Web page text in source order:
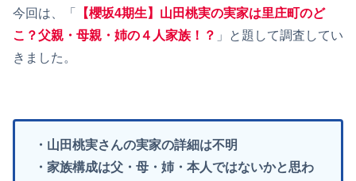
今回は、「
【櫻坂4期生】山田桃実の実家は里庄町のど
こ？父親・母親・姉の４人家族！？ 」と題して調査してい
きました。
・山田桃実さんの実家の詳細は不明
・家族構成は父・母・姉・本人ではないかと思わ